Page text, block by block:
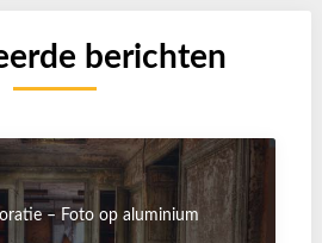
berichten
– Foto op aluminium